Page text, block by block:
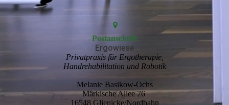
Postanschrift
Ergowiese
Privatpraxis für Ergotherapie,
Handrehabilitation und Robotik
Melanie Basikow-Ochs
Märkische Allee 76
16548 Glienicke/Nordbahn